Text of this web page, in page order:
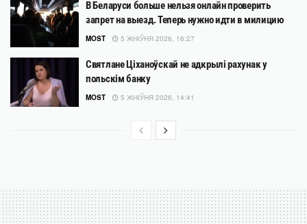
В Беларуси больше нельзя онлайн проверить
запрет на выезд. Теперь нужно идти в милицию
MOST 5 ЖНІЎНЯ 2026, 16:27
Святлане Ціханоўскай не адкрылі рахунак у
польскім банку
MOST 5 ЖНІЎНЯ 2026, 14:41